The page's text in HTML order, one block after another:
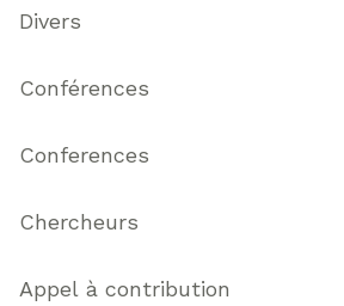
Divers
Conférences
Conferences
Chercheurs
Appel à contribution